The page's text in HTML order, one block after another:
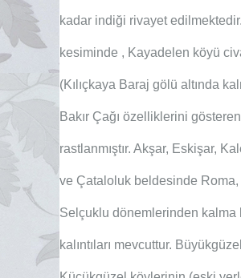
kadar indiği rivayet
kesiminde , Kayadelen köyü
(Kılıçkaya Baraj gölü altında
Bakır Çağı özelliklerini
rastlanmıştır. Akşar, Eskişar,
ve Çataloluk beldesinde
Selçuklu dönemlerinden kalma
kalıntıları mevcuttur.